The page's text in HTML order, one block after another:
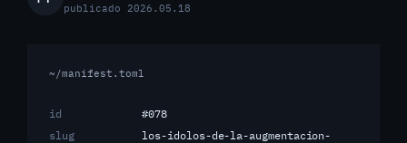
publicado 2026.05.18
~/manifest.toml
id
#078
slug
los-idolos-de-la-augmentacion-